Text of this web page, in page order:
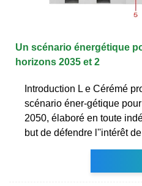
Un scénario énergétique
horizons 2035 et 2
Introduction L e Cérémé
scénario éner-gétique
2050, élaboré en toute
but de défendre l''intérêt